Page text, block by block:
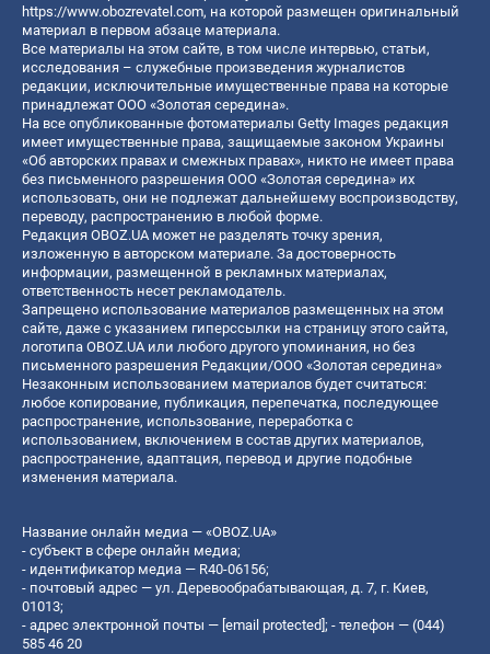
https://www.obozrevatel.com, на которой размещен оригинальный
материал в первом абзаце материала.
Все материалы на этом сайте, в том числе интервью, статьи,
исследования – служебные произведения журналистов
редакции, исключительные имущественные права на которые
принадлежат ООО «Золотая середина».
На все опубликованные фотоматериалы Getty Images редакция
имеет имущественные права, защищаемые законом Украины
«Об авторских правах и смежных правах», никто не имеет права
без письменного разрешения ООО «Золотая середина» их
использовать, они не подлежат дальнейшему воспроизводству,
переводу, распространению в любой форме.
Редакция OBOZ.UA может не разделять точку зрения,
изложенную в авторском материале. За достоверность
информации, размещенной в рекламных материалах,
ответственность несет рекламодатель.
Запрещено использование материалов размещенных на этом
сайте, даже с указанием гиперссылки на страницу этого сайта,
логотипа OBOZ.UA или любого другого упоминания, но без
письменного разрешения Редакции/ООО «Золотая середина»
Незаконным использованием материалов будет считаться:
любое копирование, публикация, перепечатка, последующее
распространение, использование, переработка с
использованием, включением в состав других материалов,
распространение, адаптация, перевод и другие подобные
изменения материала.
Название онлайн медиа — «OBOZ.UA»
- субъект в сфере онлайн медиа;
- идентификатор медиа — R40-06156;
- почтовый адрес — ул. Деревообрабатывающая, д. 7, г. Киев,
01013;
- адрес электронной почты — [email protected] ; - телефон — (044)
585 46 20